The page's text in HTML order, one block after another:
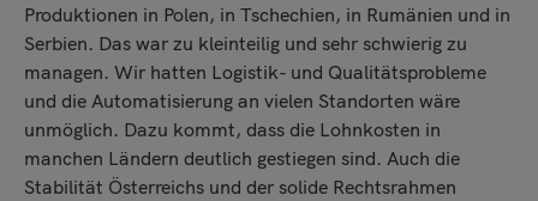
Produktionen in Polen, in Tschechien, in Rumänien und in
Serbien. Das war zu kleinteilig und sehr schwierig zu
managen. Wir hatten Logistik- und Qualitätsprobleme
und die Automatisierung an vielen Standorten wäre
unmöglich. Dazu kommt, dass die Lohnkosten in
manchen Ländern deutlich gestiegen sind. Auch die
Stabilität Österreichs und der solide Rechtsrahmen